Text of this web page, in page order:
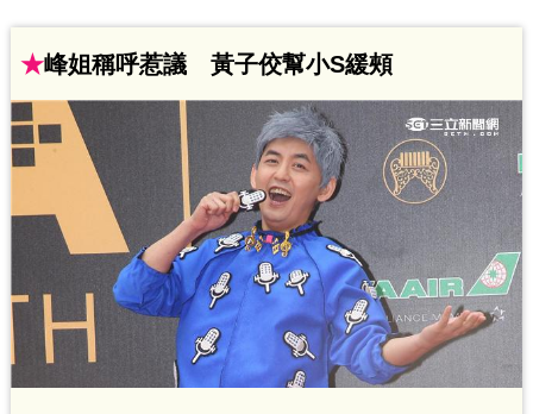
眾笑翻！
★峰姐稱呼惹議 黃子佼幫小S緩頰